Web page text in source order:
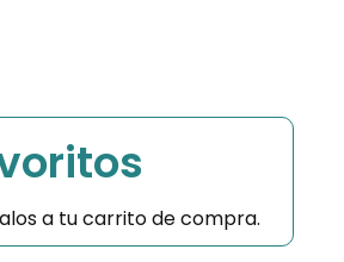
a tu carrito de compra.